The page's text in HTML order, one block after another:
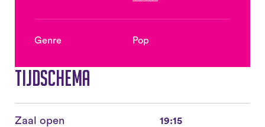
Genre Pop
Tijdschema
Zaal open 19:15